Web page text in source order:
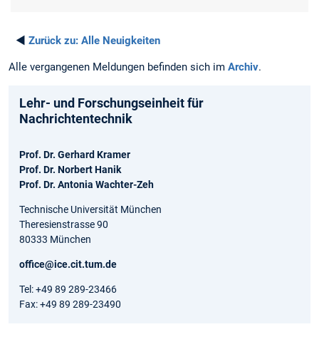
◄ Zurück zu: Alle Neuigkeiten
Alle vergangenen Meldungen befinden sich im Archiv.
Lehr- und Forschungseinheit für
Nachrichtentechnik
Prof. Dr. Gerhard Kramer
Prof. Dr. Norbert Hanik
Prof. Dr. Antonia Wachter-Zeh
Technische Universität München
Theresienstrasse 90
80333 München
office@ice.cit.tum.de
Tel: +49 89 289-23466
Fax: +49 89 289-23490